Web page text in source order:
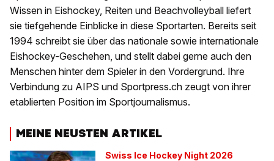
Wissen in Eishockey, Reiten und Beachvolleyball liefert
sie tiefgehende Einblicke in diese Sportarten. Bereits seit
1994 schreibt sie über das nationale sowie internationale
Eishockey-Geschehen, und stellt dabei gerne auch den
Menschen hinter dem Spieler in den Vordergrund. Ihre
Verbindung zu AIPS und Sportpress.ch zeugt von ihrer
etablierten Position im Sportjournalismus.
MEINE NEUSTEN ARTIKEL
Swiss Ice Hockey Night 2026